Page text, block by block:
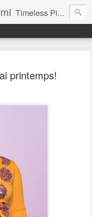
Timeless Pieces - A Reflection of Lasting Fashion
printemps!